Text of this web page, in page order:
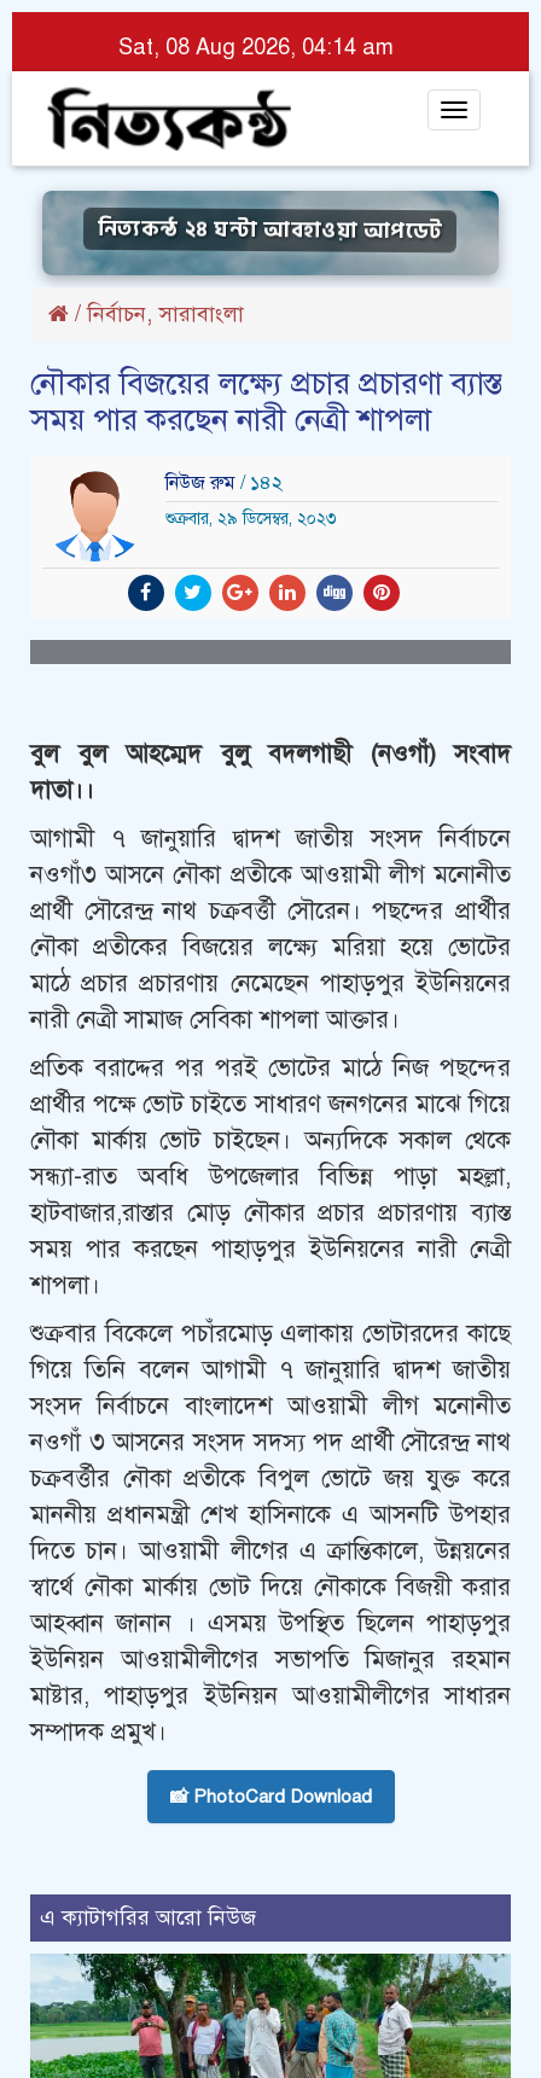
Sat, 08 Aug 2026, 04:14 am
Toggle
নিত্যকন্ঠ ২৪ ঘন্টা আবহাওয়া আপডেট
/নির্বাচন,সারাবাংলা
নৌকার বিজয়ের লক্ষ্যে প্রচার প্রচারণা ব্যাস্ত
সময় পার করছেন নারী নেত্রী শাপলা
নিউজ রুম / ১৪২
শুক্রবার, ২৯ ডিসেম্বর, ২০২৩
বুল বুল আহম্মেদ বুলু বদলগাছী (নওগাঁ) সংবাদ
দাতা।।
আগামী ৭ জানুয়ারি দ্বাদশ জাতীয় সংসদ নির্বাচনে
নওগাঁ৩ আসনে নৌকা প্রতীকে আওয়ামী লীগ মনোনীত
প্রার্থী সৌরেন্দ্র নাথ চক্রবর্ত্তী সৌরেন। পছন্দের প্রার্থীর
নৌকা প্রতীকের বিজয়ের লক্ষ্যে মরিয়া হয়ে ভোটের
মাঠে প্রচার প্রচারণায় নেমেছেন পাহাড়পুর ইউনিয়নের
নারী নেত্রী সামাজ সেবিকা শাপলা আক্তার।
প্রতিক বরাদ্দের পর পরই ভোটের মাঠে নিজ পছন্দের
প্রার্থীর পক্ষে ভোট চাইতে সাধারণ জনগনের মাঝে গিয়ে
নৌকা মার্কায় ভোট চাইছেন। অন্যদিকে সকাল থেকে
সন্ধ্যা-রাত অবধি উপজেলার বিভিন্ন পাড়া মহল্লা,
হাটবাজার,রাস্তার মোড় নৌকার প্রচার প্রচারণায় ব্যাস্ত
সময় পার করছেন পাহাড়পুর ইউনিয়নের নারী নেত্রী
শাপলা।
শুক্রবার বিকেলে পচাঁরমোড় এলাকায় ভোটারদের কাছে
গিয়ে তিনি বলেন আগামী ৭ জানুয়ারি দ্বাদশ জাতীয়
সংসদ নির্বাচনে বাংলাদেশ আওয়ামী লীগ মনোনীত
নওগাঁ ৩ আসনের সংসদ সদস্য পদ প্রার্থী সৌরেন্দ্র নাথ
চক্রবর্ত্তীর নৌকা প্রতীকে বিপুল ভোটে জয় যুক্ত করে
মাননীয় প্রধানমন্ত্রী শেখ হাসিনাকে এ আসনটি উপহার
দিতে চান। আওয়ামী লীগের এ ক্রান্তিকালে, উন্নয়নের
স্বার্থে নৌকা মার্কায় ভোট দিয়ে নৌকাকে বিজয়ী করার
আহব্বান জানান । এসময় উপস্থিত ছিলেন পাহাড়পুর
ইউনিয়ন আওয়ামীলীগের সভাপতি মিজানুর রহমান
মাষ্টার, পাহাড়পুর ইউনিয়ন আওয়ামীলীগের সাধারন
সম্পাদক প্রমুখ।
📸 PhotoCard Download
এ ক্যাটাগরির আরো নিউজ